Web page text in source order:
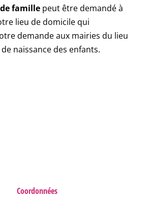
famillepeut être demandé à
lieu de domicile qui
demande aux mairies du lieu
naissance des enfants.
Coordonnées